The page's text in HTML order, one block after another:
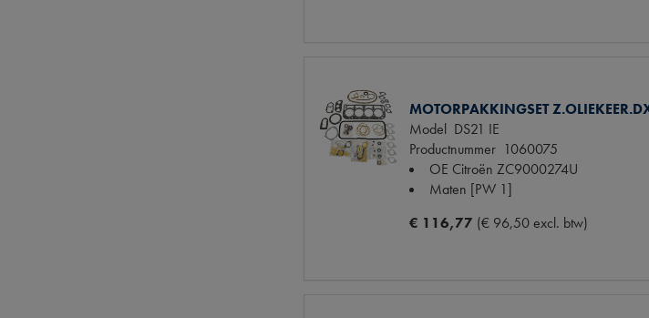
MOTORPAKKINGSET
Model DS21 IE
Productnummer 1060075
OE Citroën ZC9000274U
Maten [PW 1]
€ 116,77 (€ 96,50 excl. btw)